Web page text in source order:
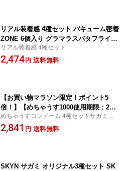
リアル装着感 4種セット バキューム密着
ZONE 6個入り グラマラスバタフライ
リアル 8個入り SKYN ORIGINAL 5個入
り HARKSローション
リアル装着感 4種セット
2,474 円 送料無料
【お買い物マラソン限定！ポイント5
倍！】【めちゃうす1000使用期限：202
6年9月30日】めちゃうすコンドーム 4種
セット ZONE 6個入り サガミオリジナ
ム 避妊具
めちゃうすコンドーム 4種セットサガミオ
リジナル めちゃうす ZONE SKYNサガミ ジ
ェクス 不二ラテックスコンドーム 避妊具
2,841 円 送料無料
SKYN サガミ オリジナル3種セット SK